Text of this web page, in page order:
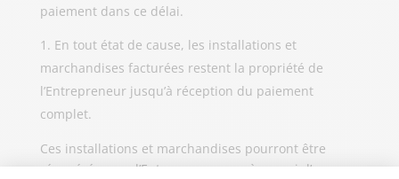
paiement dans ce délai.
En tout état de cause, les installations et
marchandises facturées restent la propriété de
l’Entrepreneur jusqu’à réception du paiement
complet.
Ces installations et marchandises pourront être
récupérées par l’Entrepreneur, après envoi d’une